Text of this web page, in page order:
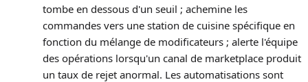
tombe en dessous d'un seuil ; achemine les
commandes vers une station de cuisine spécifique en
fonction du mélange de modificateurs ; alerte l'équipe
des opérations lorsqu'un canal de marketplace produit
un taux de rejet anormal. Les automatisations sont